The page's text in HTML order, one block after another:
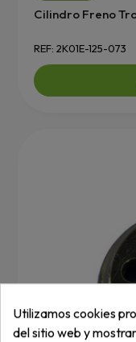
Cilindro Freno
REF: 2K01E-125-073
Utilizamos cookies
del sitio web y